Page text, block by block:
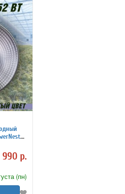
990 р.
(пн)